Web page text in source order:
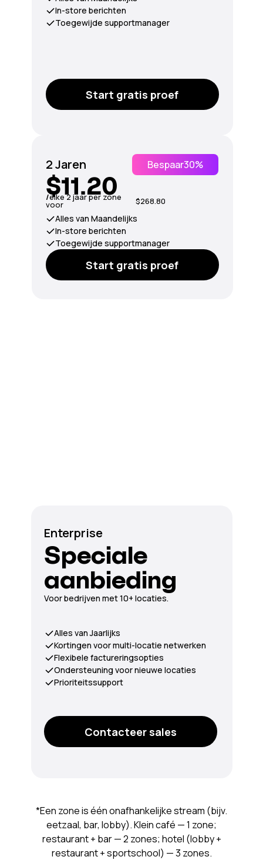
In-store berichten
Toegewijde supportmanager
Start gratis proef
2 Jaren Bespaar30%
$11.20
/elke 2 jaar per zone
voor $268.80
Alles van Maandelijks
In-store berichten
Toegewijde supportmanager
Start gratis proef
*Een zone is één onafhankelijke stream (bijv.
eetzaal, bar, lobby). Klein café — 1 zone;
restaurant + bar — 2 zones; hotel (lobby +
restaurant + sportschool) — 3 zones.
Enterprise
Speciale
aanbieding
Voor bedrijven met 10+ locaties.
Contacteer sales
Alles van Jaarlijks
Kortingen voor multi-locatie netwerken
Flexibele factureringsopties
Ondersteuning voor nieuwe locaties
Prioriteitssupport